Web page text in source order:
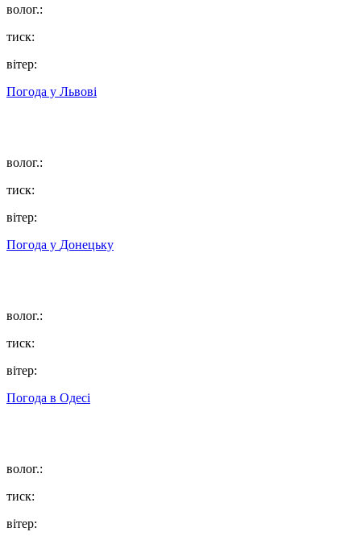
волог.:
тиск:
вітер:
Погода у Львові
волог.:
тиск:
вітер:
Погода у Донецьку
волог.:
тиск:
вітер:
Погода в Одесі
волог.:
тиск:
вітер: